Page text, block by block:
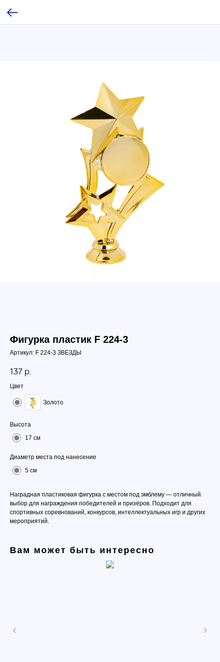
Фигурка пластик F 224-3
Артикул: F 224-3 ЗВЕЗДЫ
137 р.
Цвет
Золото
Высота
17 см
Диаметр места под нанесение
5 см
Наградная пластиковая фигурка с местом под эмблему — отличный
выбор для награждения победителей и призёров. Подходит для
спортивных соревнований, конкурсов, интеллектуальных игр и других
мероприятий.
Вам может быть интересно